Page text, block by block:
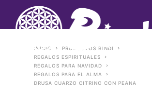
INICIO
PRODUCTOS BINDI
REGALOS ESPIRITUALES
REGALOS PARA NAVIDAD
REGALOS PARA EL ALMA
DRUSA CUARZO CITRINO CON PEANA